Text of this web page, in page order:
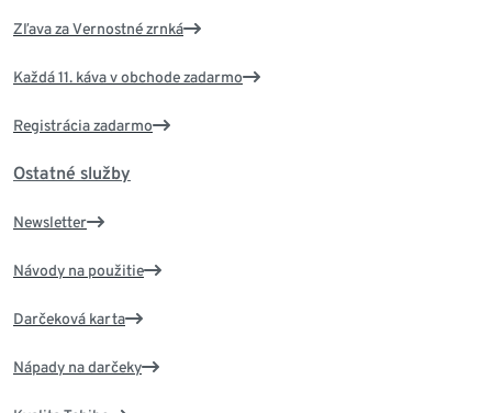
Zľava za Vernostné zrnká
Každá 11. káva v obchode zadarmo
Registrácia zadarmo
Ostatné služby
Newsletter
Návody na použitie
Darčeková karta
Nápady na darčeky